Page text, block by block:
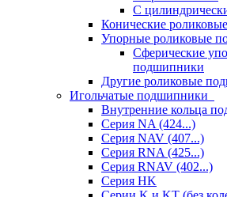
С
Конические
Упорные роликовые
Сферические
подшипники
Другие роликовые
Игольчатые подшипники
Внутренние кольца
Серия NA (424...)
Серия NAV (407...)
Серия RNA (425...)
Серия RNAV (402...)
Серия HK